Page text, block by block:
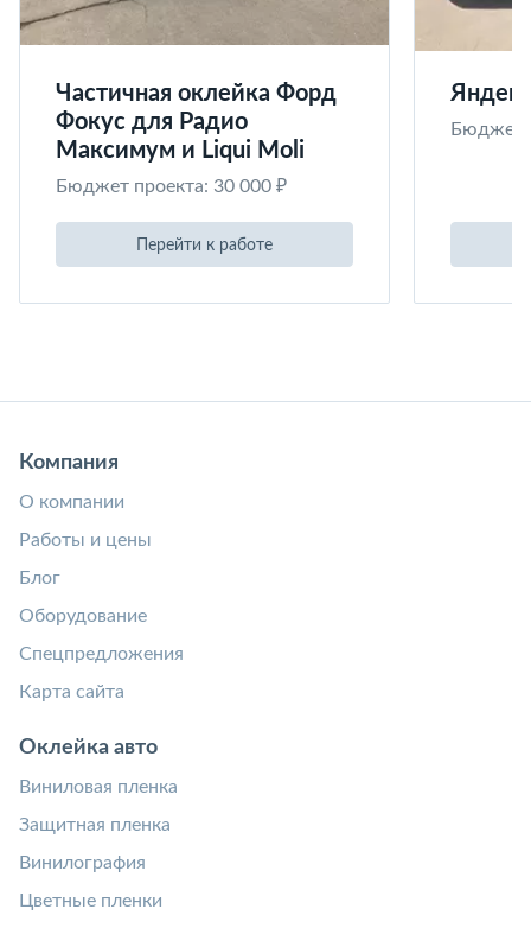
Частичная оклейка Форд
Фокус для Радио
Максимум и Liqui Moli
Бюджет проекта: 30 000 ₽
Перейти к работе
Бюджет
Компания
О компании
Работы и цены
Блог
Оборудование
Спецпредложения
Карта сайта
Оклейка авто
Виниловая пленка
Защитная пленка
Винилография
Цветные пленки